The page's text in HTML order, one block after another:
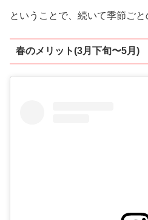
ということで、続いて季節ごと
春のメリット(3月下旬〜5月)